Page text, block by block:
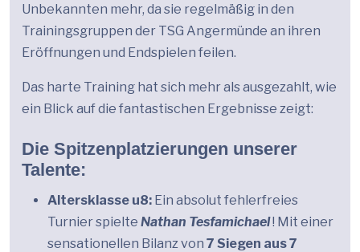
Unbekannten mehr, da sie regelmäßig in den
Trainingsgruppen der TSG Angermünde an ihren
Eröffnungen und Endspielen feilen.
Das harte Training hat sich mehr als ausgezahlt, wie
ein Blick auf die fantastischen Ergebnisse zeigt:
Die Spitzenplatzierungen unserer
Talente:
Altersklasse u8: Ein absolut fehlerfreies
Turnier spielte Nathan Tesfamichael! Mit einer
sensationellen Bilanz von 7 Siegen aus 7